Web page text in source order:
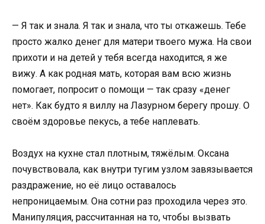
— Я так и знала. Я так и знала, что ты откажешь. Тебе
просто жалко денег для матери твоего мужа. На свои
прихоти и на детей у тебя всегда находится, я же
вижу. А как родная мать, которая вам всю жизнь
помогает, попросит о помощи — так сразу «денег
нет». Как будто я виллу на Лазурном берегу прошу. О
своём здоровье пекусь, а тебе наплевать.
Воздух на кухне стал плотным, тяжёлым. Оксана
почувствовала, как внутри тугим узлом завязывается
раздражение, но её лицо оставалось
непроницаемым. Она сотни раз проходила через это.
Манипуляция, рассчитанная на то, чтобы вызвать